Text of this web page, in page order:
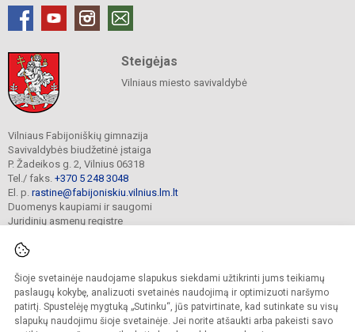
Šioje svetainėje naudojame slapukus siekdami užtikrinti jums teikiamų
paslaugų kokybę, analizuoti svetainės naudojimą ir optimizuoti naršymo
patirtį. Spustelėję mygtuką „Sutinku“, jūs patvirtinate, kad sutinkate su visų
slapukų naudojimu šioje svetainėje. Jei norite atšaukti arba pakeisti savo
Steigėjas
Vilniaus miesto savivaldybė
Vilniaus Fabijoniškių gimnazija
Savivaldybės biudžetinė įstaiga
P. Žadeikos g. 2, Vilnius 06318
Tel./ faks. +370 5 248 3048
El. p. rastine@fabijoniskiu.vilnius.lm.lt
Duomenys kaupiami ir saugomi
Juridinių asmenų registre
© 2025. Vilniaus Fabijoniškių gimnazija. Visos teisės saugomos.
Kopijuoti turinį be raštiško įstaigos administracijos sutikimo griežtai draudžiama.
Prieinamumo paraiška Slapukų valdymas